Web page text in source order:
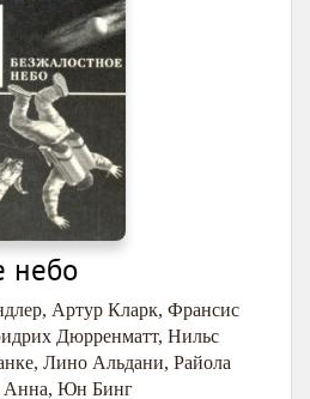
небо
, Артур Кларк, Франсис
Дюрренматт, Нильс
, Лино Альдани, Райола
Анна, Юн Бинг